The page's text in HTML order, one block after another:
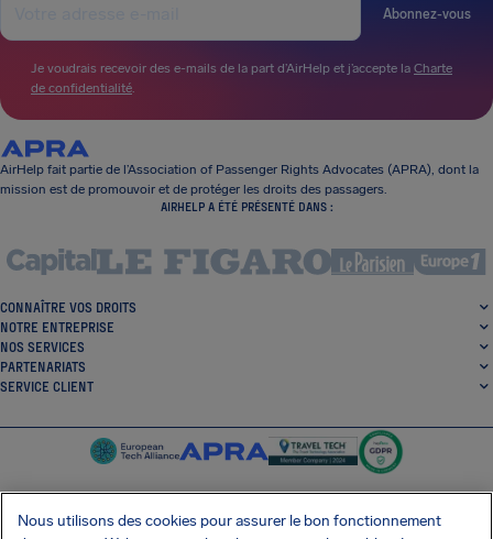
Abonnez-vous
Je voudrais recevoir des e-mails de la part d’AirHelp et j’accepte la Charte
de confidentialité.
AirHelp fait partie de l’Association of Passenger Rights Advocates (APRA), dont la
mission est de promouvoir et de protéger les droits des passagers.
AIRHELP A ÉTÉ PRÉSENTÉ DANS :
CONNAÎTRE VOS DROITS
NOTRE ENTREPRISE
NOS SERVICES
PARTENARIATS
SERVICE CLIENT
Nous utilisons des cookies pour assurer le bon fonctionnement